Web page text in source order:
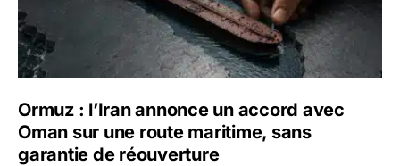
Ormuz : l’Iran annonce un accord avec
Oman sur une route maritime, sans
garantie de réouverture